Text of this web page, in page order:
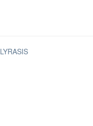
LYRASIS